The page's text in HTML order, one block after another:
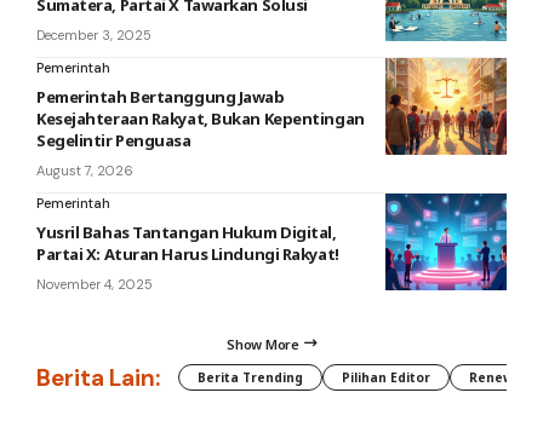
Sumatera, Partai X Tawarkan Solusi
December 3, 2025
Pemerintah
Pemerintah Bertanggung Jawab
Kesejahteraan Rakyat, Bukan Kepentingan
Segelintir Penguasa
August 7, 2026
Pemerintah
Yusril Bahas Tantangan Hukum Digital,
Partai X: Aturan Harus Lindungi Rakyat!
November 4, 2025
Show More
Berita Lain: Berita Trending Pilihan Editor